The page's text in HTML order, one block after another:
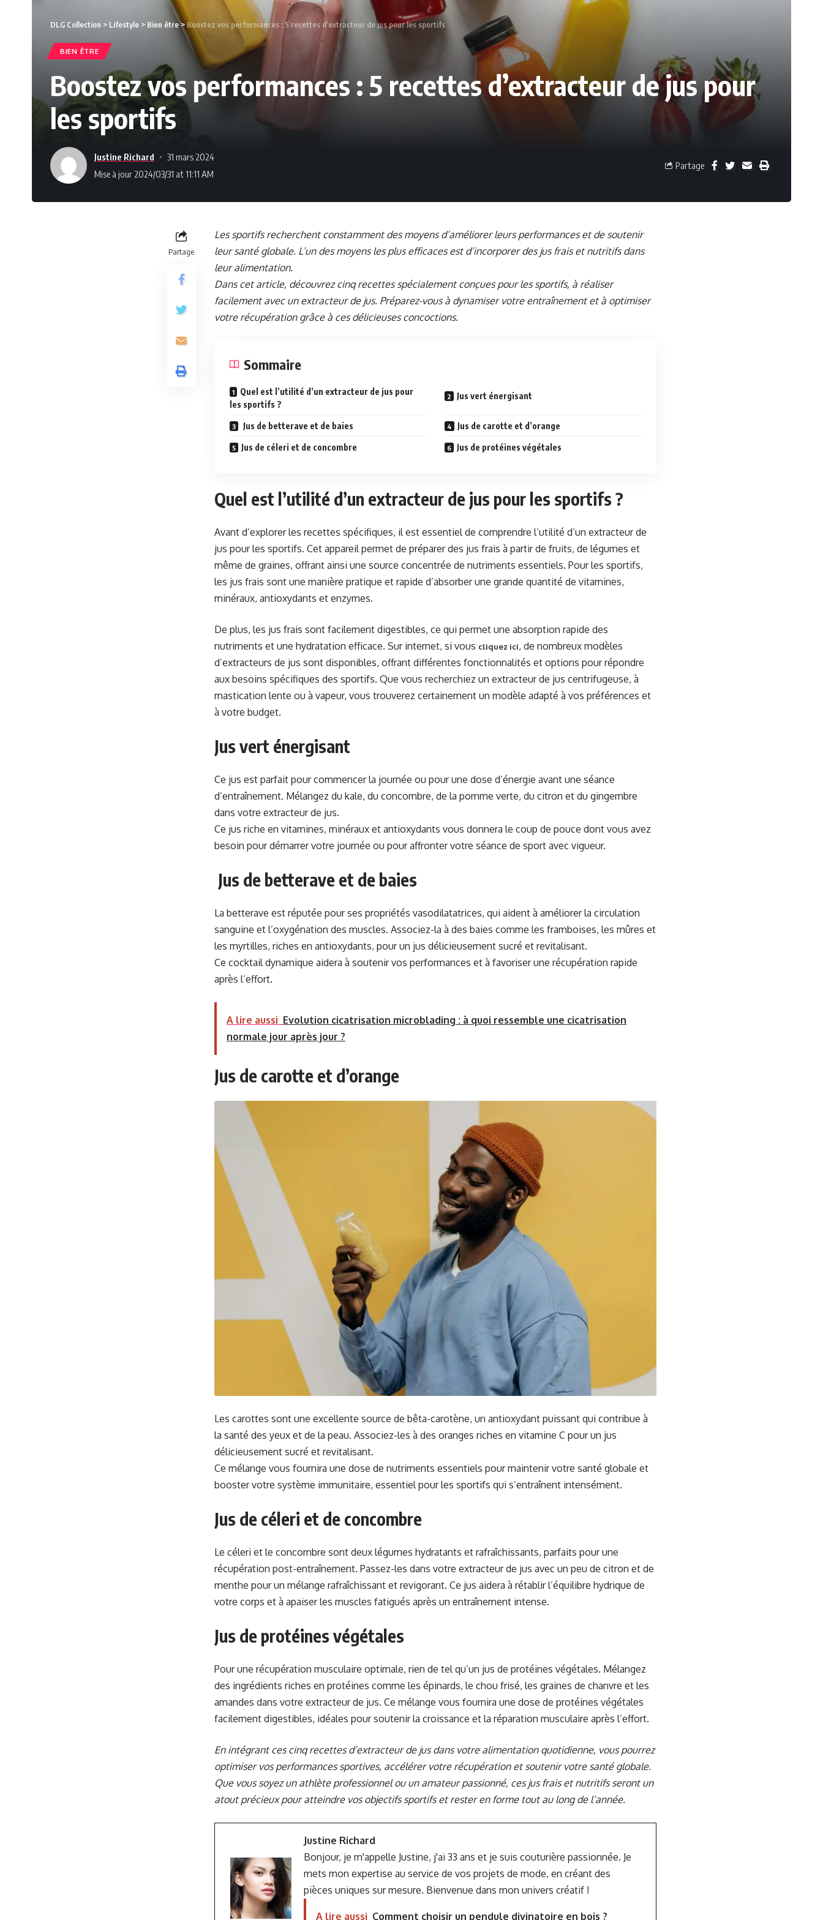
DLG Collection > Lifestyle > Bien être>Boostez vos performances : 5 recettes d’extracteur de jus pour les sportifs
BIEN ÊTRE
Boostez vos performances : 5 recettes d’extracteur de jus pour
les sportifs
Justine Richard
31 mars 2024
Mise à jour 2024/03/31 at 11:11 AM
Partage
Partage
Les sportifs recherchent constamment des moyens d’améliorer leurs performances et de soutenir
leur santé globale. L’un des moyens les plus efficaces est d’incorporer des jus frais et nutritifs dans
leur alimentation.
Dans cet article, découvrez cinq recettes spécialement conçues pour les sportifs, à réaliser
facilement avec un extracteur de jus. Préparez-vous à dynamiser votre entraînement et à optimiser
votre récupération grâce à ces délicieuses concoctions.
Sommaire
Quel est l’utilité d’un extracteur de jus pour
les sportifs ?
Jus vert énergisant
Jus de betterave et de baies Jus de carotte et d’orange
Jus de céleri et de concombre Jus de protéines végétales
Quel est l’utilité d’un extracteur de jus pour les sportifs ?
Avant d’explorer les recettes spécifiques, il est essentiel de comprendre l’utilité d’un extracteur de
jus pour les sportifs. Cet appareil permet de préparer des jus frais à partir de fruits, de légumes et
même de graines, offrant ainsi une source concentrée de nutriments essentiels. Pour les sportifs,
les jus frais sont une manière pratique et rapide d’absorber une grande quantité de vitamines,
minéraux, antioxydants et enzymes.
De plus, les jus frais sont facilement digestibles, ce qui permet une absorption rapide des
nutriments et une hydratation efficace. Sur internet, si vous cliquez ici, de nombreux modèles
d’extracteurs de jus sont disponibles, offrant différentes fonctionnalités et options pour répondre
aux besoins spécifiques des sportifs. Que vous recherchiez un extracteur de jus centrifugeuse, à
mastication lente ou à vapeur, vous trouverez certainement un modèle adapté à vos préférences et
à votre budget.
Jus vert énergisant
Ce jus est parfait pour commencer la journée ou pour une dose d’énergie avant une séance
d’entraînement. Mélangez du kale, du concombre, de la pomme verte, du citron et du gingembre
dans votre extracteur de jus.
Ce jus riche en vitamines, minéraux et antioxydants vous donnera le coup de pouce dont vous avez
besoin pour démarrer votre journée ou pour affronter votre séance de sport avec vigueur.
Jus de betterave et de baies
La betterave est réputée pour ses propriétés vasodilatatrices, qui aident à améliorer la circulation
sanguine et l’oxygénation des muscles. Associez-la à des baies comme les framboises, les mûres et
les myrtilles, riches en antioxydants, pour un jus délicieusement sucré et revitalisant.
Ce cocktail dynamique aidera à soutenir vos performances et à favoriser une récupération rapide
après l’effort.
A lire aussi Evolution cicatrisation microblading : à quoi ressemble une cicatrisation
normale jour après jour ?
Jus de carotte et d’orange
Les carottes sont une excellente source de bêta-carotène, un antioxydant puissant qui contribue à
la santé des yeux et de la peau. Associez-les à des oranges riches en vitamine C pour un jus
délicieusement sucré et revitalisant.
Ce mélange vous fournira une dose de nutriments essentiels pour maintenir votre santé globale et
booster votre système immunitaire, essentiel pour les sportifs qui s’entraînent intensément.
Jus de céleri et de concombre
Le céleri et le concombre sont deux légumes hydratants et rafraîchissants, parfaits pour une
récupération post-entraînement. Passez-les dans votre extracteur de jus avec un peu de citron et de
menthe pour un mélange rafraîchissant et revigorant. Ce jus aidera à rétablir l’équilibre hydrique de
votre corps et à apaiser les muscles fatigués après un entraînement intense.
Jus de protéines végétales
Pour une récupération musculaire optimale, rien de tel qu’un jus de protéines végétales. Mélangez
des ingrédients riches en protéines comme les épinards, le chou frisé, les graines de chanvre et les
amandes dans votre extracteur de jus. Ce mélange vous fournira une dose de protéines végétales
facilement digestibles, idéales pour soutenir la croissance et la réparation musculaire après l’effort.
En intégrant ces cinq recettes d’extracteur de jus dans votre alimentation quotidienne, vous pourrez
optimiser vos performances sportives, accélérer votre récupération et soutenir votre santé globale.
Que vous soyez un athlète professionnel ou un amateur passionné, ces jus frais et nutritifs seront un
atout précieux pour atteindre vos objectifs sportifs et rester en forme tout au long de l’année.
Justine Richard
Bonjour, je m'appelle Justine, j'ai 33 ans et je suis couturière passionnée. Je
mets mon expertise au service de vos projets de mode, en créant des
pièces uniques sur mesure. Bienvenue dans mon univers créatif !
A lire aussi Comment choisir un pendule divinatoire en bois ?